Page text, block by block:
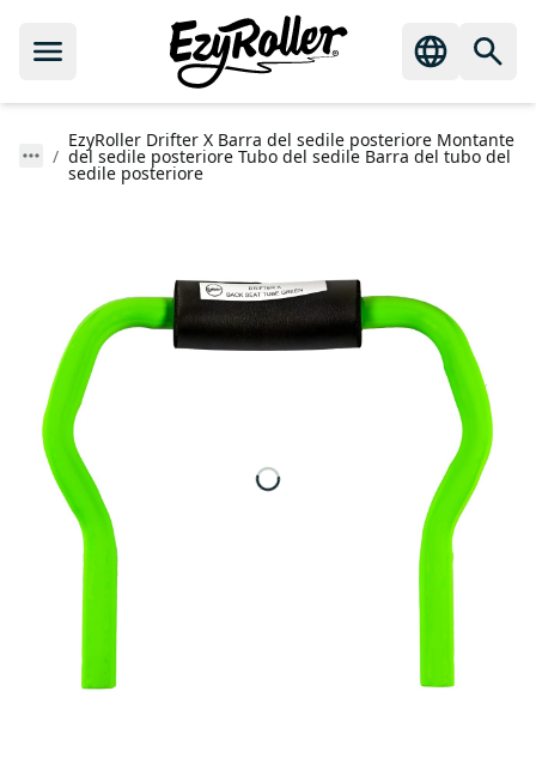
EzyRoller Drifter X Barra del sedile posteriore Montante
del sedile posteriore Tubo del sedile Barra del tubo del
sedile posteriore